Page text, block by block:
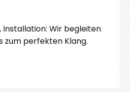
Installation: Wir begleiten
zum perfekten Klang.